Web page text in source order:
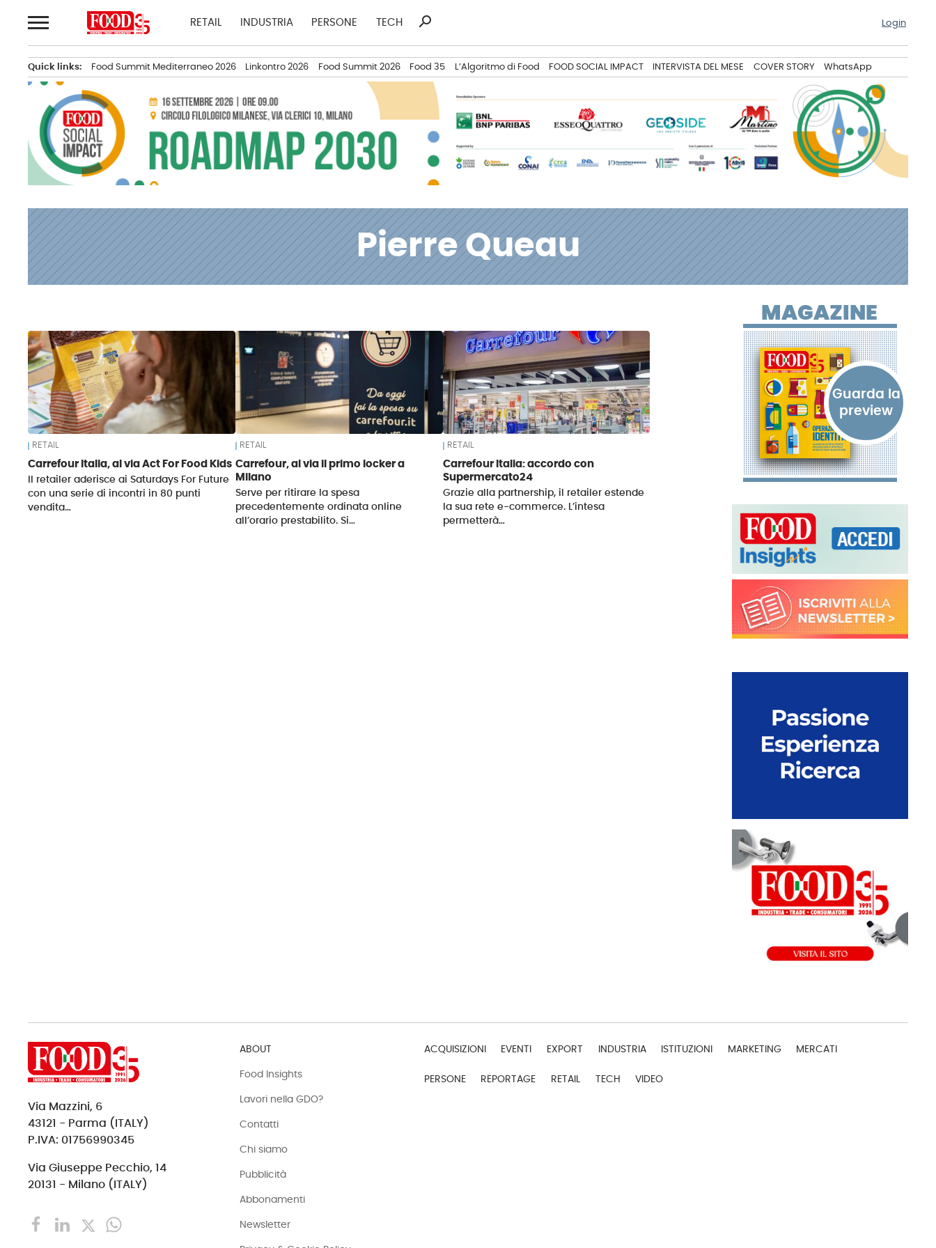
al
RETAIL INDUSTRIA PERSONE TECH
Ricerca
search Login
Quick links: Food Summit Mediterraneo 2026 Linkontro 2026 Food Summit 2026 Food 35 L’Algoritmo di Food FOOD SOCIAL IMPACT INTERVISTA DEL MESE COVER STORY WhatsApp
Pierre Queau
News
RETAIL
Carrefour Italia, al via Act For Food Kids
Il retailer aderisce ai Saturdays For Future
con una serie di incontri in 80 punti
vendita…
RETAIL
Carrefour, al via il primo locker a
Milano
Serve per ritirare la spesa
precedentemente ordinata online
all’orario prestabilito. Si…
RETAIL
Carrefour Italia: accordo con
Supermercato24
Grazie alla partnership, il retailer estende
la sua rete e-commerce. L’intesa
permetterà…
MAGAZINE
Via Mazzini, 6
43121 - Parma (ITALY)
P.IVA: 01756990345
Via Giuseppe Pecchio, 14
20131 - Milano (ITALY)
ABOUT
Food Insights
Lavori nella GDO?
Contatti
Chi siamo
Pubblicità
Abbonamenti
Newsletter
ACQUISIZIONI EVENTI EXPORT INDUSTRIA ISTITUZIONI MARKETING MERCATI
PERSONE REPORTAGE RETAIL TECH VIDEO